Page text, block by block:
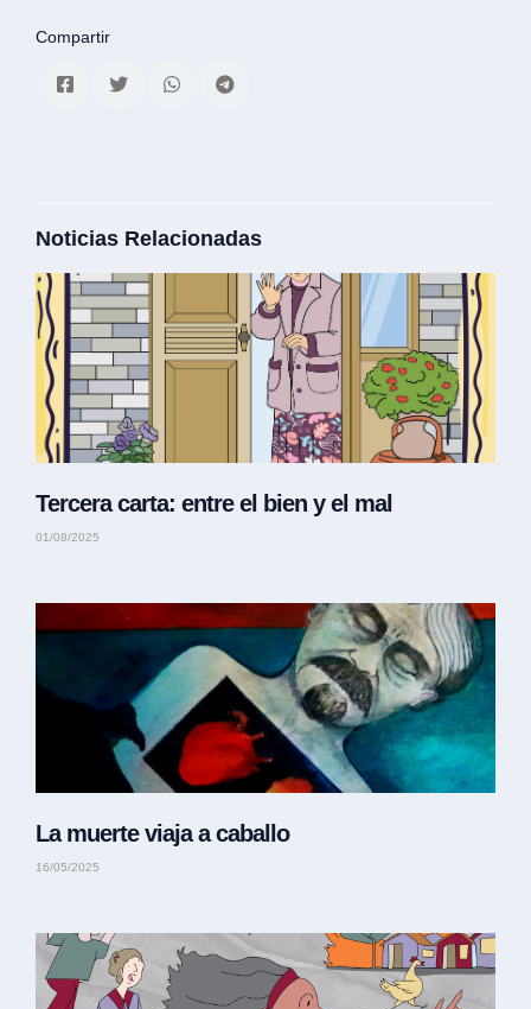
Compartir
Noticias Relacionadas
Tercera carta: entre el bien y el mal
01/08/2025
La muerte viaja a caballo
16/05/2025